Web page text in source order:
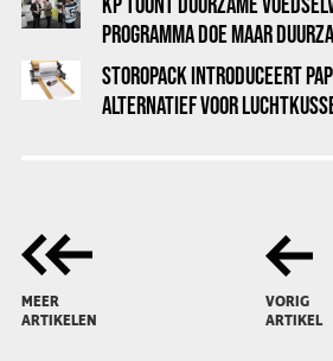
PROGRAMMA DOE MAAR
STOROPACK INTRODUCEERT
ALTERNATIEF VOOR
MEER
ARTIKELEN
VORIG
ARTIKEL